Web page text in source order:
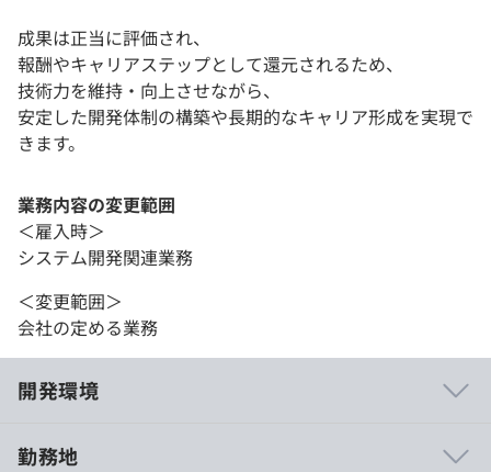
成果は正当に評価され、
報酬やキャリアステップとして還元されるため、
技術力を維持・向上させながら、
安定した開発体制の構築や長期的なキャリア形成を実現で
きます。
業務内容の変更範囲
＜雇入時＞
システム開発関連業務
＜変更範囲＞
会社の定める業務
開発環境
勤務地